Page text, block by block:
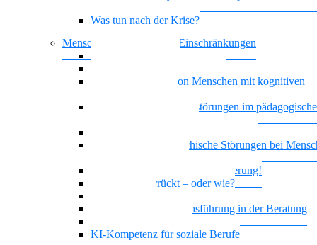
Was tun nach der Krise?
Menschen mit kognitiven Einschränkungen
Alltagsbegleitung von Menschen mit kognitiven
Bindung und Bindungsstörungen im
Doppeldiagnose: psychische Störungen bei
Borderline und Geistige Behinderung!
Ist das jetzt verrückt – oder wie?
Motivierende Gesprächsführung in der Beratung
KI-Kompetenz für soziale Berufe